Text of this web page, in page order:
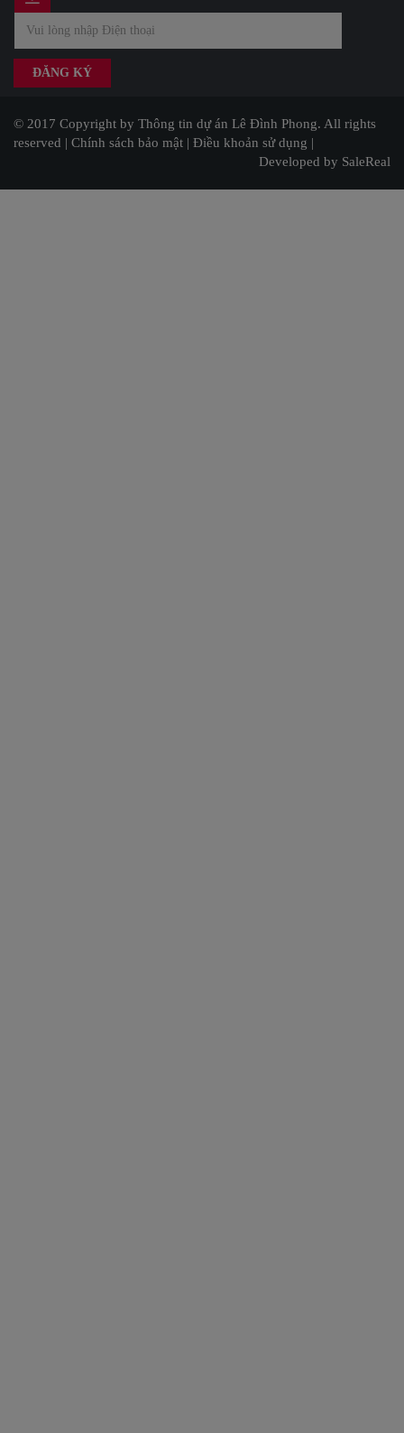
© 2017 Copyright by Thông tin dự án Lê Đình Phong. All rights
reserved | Chính sách bảo mật | Điều khoản sử dụng |
Developed by SaleReal